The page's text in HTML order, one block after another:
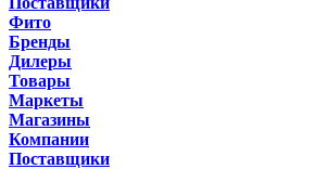
Фито
Бренды
Дилеры
Товары
Маркеты
Магазины
Компании
Поставщики